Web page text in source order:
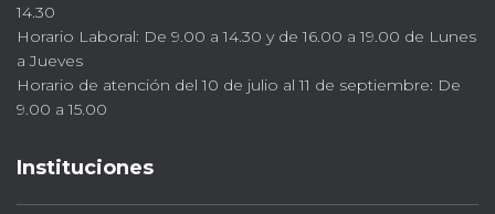
14.30
Horario Laboral: De 9.00 a 14.30 y de 16.00 a 19.00 de Lunes
a Jueves
Horario de atención del 10 de julio al 11 de septiembre: De
9.00 a 15.00
Instituciones